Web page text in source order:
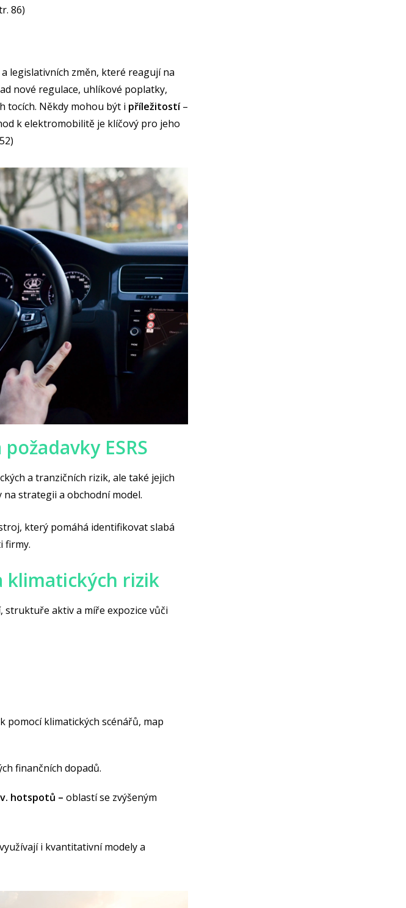
86)
legislativních změn, které reagují na
nové regulace, uhlíkové poplatky,
tocích. Někdy mohou být i příležitostí–
k elektromobilitě je klíčový pro jeho
ESRS
a tranzičních rizik, ale také jejich
strategii a obchodní model.
který pomáhá identifikovat slabá
firmy.
klimatických rizik
struktuře aktiv a míře expozice vůči
pomocí klimatických scénářů, map
finančních dopadů.
hotspotů – oblastí se zvýšeným
i kvantitativní modely a